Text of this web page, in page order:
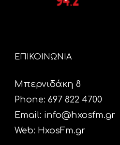
ΕΠΙΚΟΙΝΩΝΙΑ
Μπερνιδάκη 8
Phone: 697 822 4700
Email: info@hxosfm.gr
Web: HxosFm.gr